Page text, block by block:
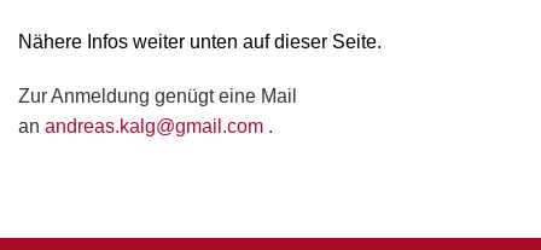
Nähere Infos weiter unten auf dieser Seite.
Zur Anmeldung genügt eine Mail
an andreas.kalg@gmail.com .